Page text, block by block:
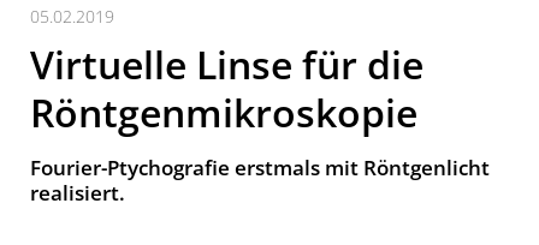
05.02.2019
Virtuelle Linse für die
Röntgenmikroskopie
Fourier-Ptychografie erstmals mit Röntgenlicht
realisiert.